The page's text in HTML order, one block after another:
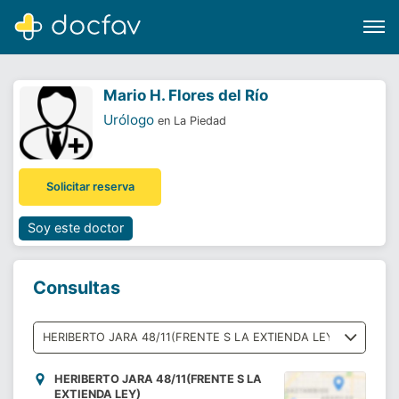
Software para clínicas
¿Eres un doctor?
Mario H. Flores del Río
Urólogo en La Piedad
Solicitar reserva
Soy este doctor
Consultas
HERIBERTO JARA 48/11(FRENTE S LA
EXTIENDA LEY)